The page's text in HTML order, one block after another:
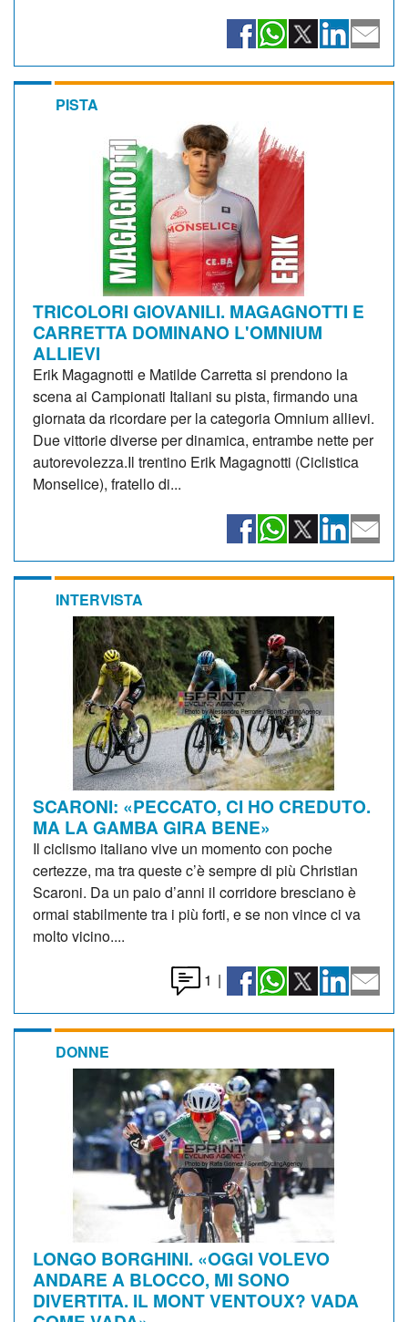
PISTA
TRICOLORI GIOVANILI. MAGAGNOTTI E
CARRETTA DOMINANO L'OMNIUM
ALLIEVI
Erik Magagnotti e Matilde Carretta si prendono la
scena ai Campionati Italiani su pista, firmando una
giornata da ricordare per la categoria Omnium allievi.
Due vittorie diverse per dinamica, entrambe nette per
autorevolezza.Il trentino Erik Magagnotti (Ciclistica
Monselice), fratello di...
INTERVISTA
SCARONI: «PECCATO, CI HO CREDUTO.
MA LA GAMBA GIRA BENE»
Il ciclismo italiano vive un momento con poche
certezze, ma tra queste c’è sempre di più Christian
Scaroni. Da un paio d’anni il corridore bresciano è
ormai stabilmente tra i più forti, e se non vince ci va
molto vicino....
1 |
DONNE
LONGO BORGHINI. «OGGI VOLEVO
ANDARE A BLOCCO, MI SONO
DIVERTITA. IL MONT VENTOUX? VADA